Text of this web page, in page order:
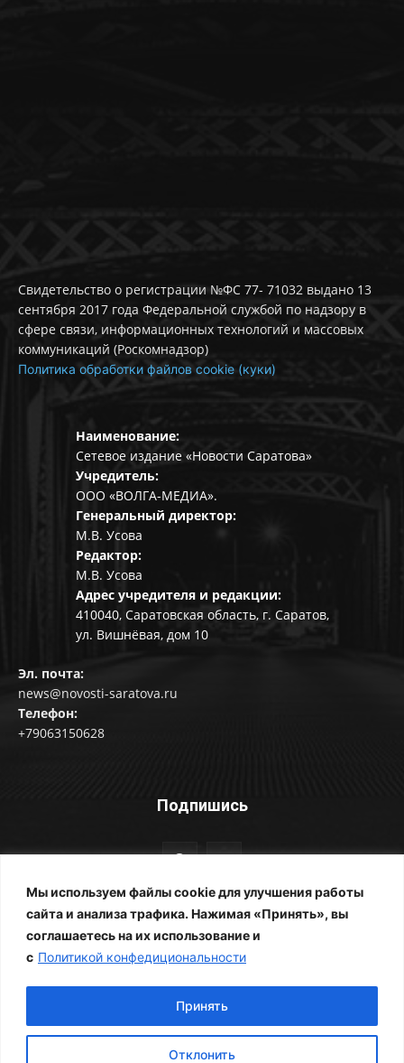
Мы используем файлы cookie для улучшения работы
сайта и анализа трафика. Нажимая «Принять», вы
соглашаетесь на их использование и
с Политикой конфедициональности
Отклонить
Принять
Свидетельство о регистрации №ФС 77- 71032 выдано 13
сентября 2017 года Федеральной службой по надзору в
сфере связи, информационных технологий и массовых
коммуникаций (Роскомнадзор)
Политика обработки файлов cookie (куки)
Наименование:
Сетевое издание «Новости Саратова»
Учредитель:
ООО «ВОЛГА-МЕДИА».
Генеральный директор:
М.В. Усова
Редактор:
М.В. Усова
Адрес учредителя и редакции:
410040, Саратовская область, г. Саратов,
ул. Вишнёвая, дом 10
Эл. почта:
news@novosti-saratova.ru
Телефон:
+79063150628
Подпишись
© Новости Саратова 2014-2025